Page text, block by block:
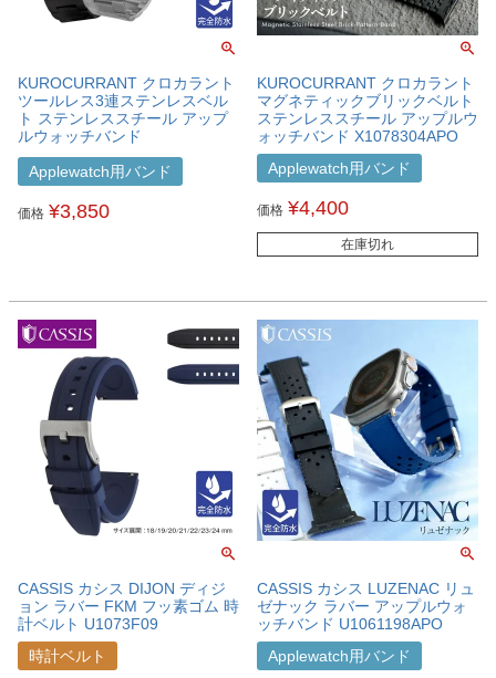
KUROCURRANT クロカラント
ツールレス3連ステンレスベル
ト ステンレススチール アップ
ルウォッチバンド
X1080304APO
Applewatch用バンド
価格 ¥3,850
KUROCURRANT クロカラント
マグネティックブリックベルト
ステンレススチール アップルウ
ォッチバンド X1078304APO
Applewatch用バンド
価格 ¥4,400
在庫切れ
CASSIS カシス DIJON ディジ
ョン ラバー FKM フッ素ゴム 時
計ベルト U1073F09
時計ベルト
CASSIS カシス LUZENAC リュ
ゼナック ラバー アップルウォ
ッチバンド U1061198APO
Applewatch用バンド